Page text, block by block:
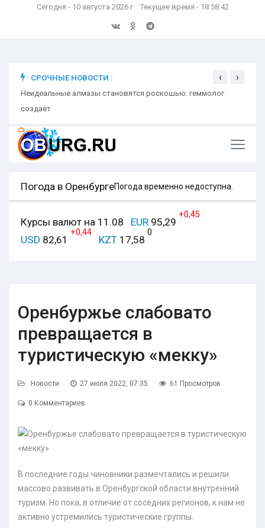
Сегодня - 10 августа 2026 г. Текущее время - 18:58:43
СРОЧНЫЕ НОВОСТИ :
Неидеальные алмазы становятся роскошью: геммолог
создаёт
‹ ›
Погода в ОренбургеПогода временно недоступна.
Курсы валют на 11.08 EUR 95,29
+0,45
USD 82,61
+0,44
KZT 17,58
0
Оренбуржье слабовато
превращается в
туристическую «мекку»
Новости 27 июля 2022, 07:35 61 Просмотров
0 Комментариев
В последние годы чиновники размечтались и решили
массово развивать в Оренбургской области внутренний
туризм. Но пока, в отличие от соседних регионов, к нам не
активно устремились туристические группы.